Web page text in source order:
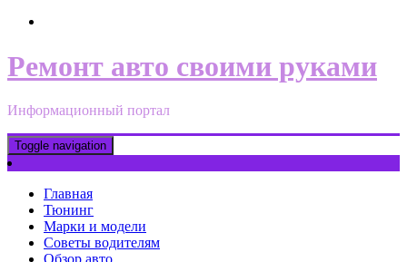
Ремонт авто своими руками
Информационный портал
Toggle navigation
Главная
Тюнинг
Марки и модели
Советы водителям